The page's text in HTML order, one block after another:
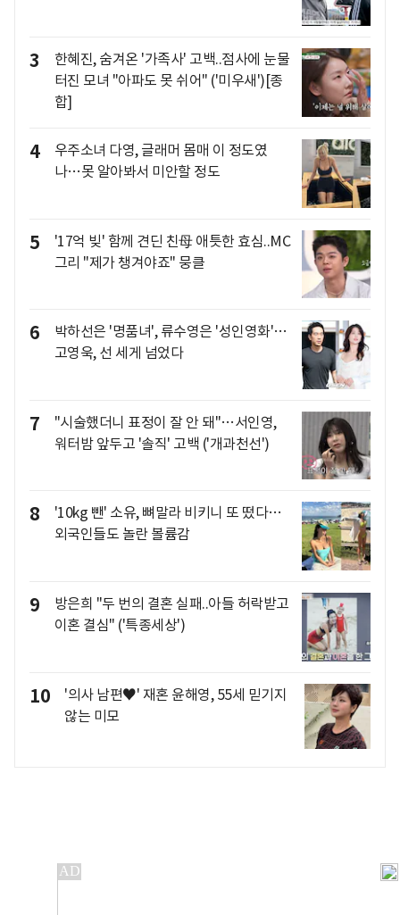
3
한혜진, 숨겨온 '가족사' 고백..점사에 눈물
터진 모녀 "아파도 못 쉬어" ('미우새')[종
합]
4
우주소녀 다영, 글래머 몸매 이 정도였
나…못 알아봐서 미안할 정도
5
'17억 빚' 함께 견딘 친母 애틋한 효심..MC
그리 "제가 챙겨야죠" 뭉클
6
박하선은 '명품녀', 류수영은 '성인영화'…
고영욱, 선 세게 넘었다
7
"시술했더니 표정이 잘 안 돼"…서인영,
워터밤 앞두고 '솔직' 고백 ('개과천선')
8
'10kg 뺀' 소유, 뼈말라 비키니 또 떴다…
외국인들도 놀란 볼륨감
9
방은희 "두 번의 결혼 실패..아들 허락받고
이혼 결심" ('특종세상')
10
'의사 남편♥' 재혼 윤해영, 55세 믿기지
않는 미모